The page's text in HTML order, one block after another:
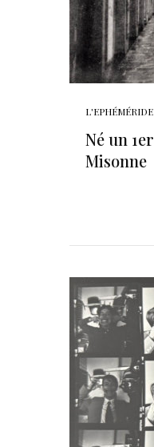
L'EPHÉMÉRIDE
Né un
Misonne